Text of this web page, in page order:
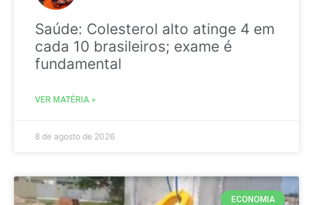
Saúde: Colesterol alto atinge 4 em
cada 10 brasileiros; exame é
fundamental
VER MATÉRIA »
8 de agosto de 2026
ECONOMIA